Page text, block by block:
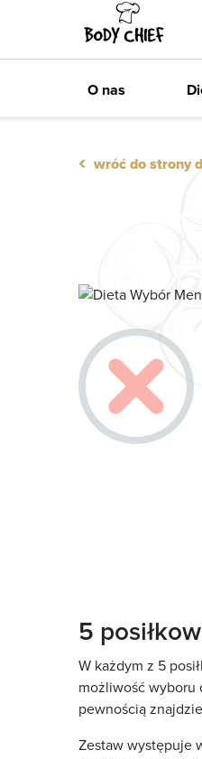
O nas
‹ wróć do strony
5
W każdym z 5
możliwość wyboru
pewnością
Zestaw występuje